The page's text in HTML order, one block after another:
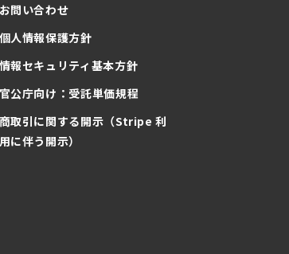
お問い合わせ
個人情報保護方針
情報セキュリティ基本方針
官公庁向け：受託単価規程
商取引に関する開示（Stripe 利
用に伴う開示）